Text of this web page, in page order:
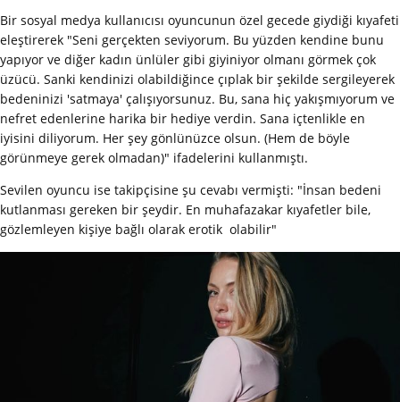
Bir sosyal medya kullanıcısı oyuncunun özel gecede giydiği kıyafeti
eleştirerek "Seni gerçekten seviyorum. Bu yüzden kendine bunu
yapıyor ve diğer kadın ünlüler gibi giyiniyor olmanı görmek çok
üzücü. Sanki kendinizi olabildiğince çıplak bir şekilde sergileyerek
bedeninizi 'satmaya' çalışıyorsunuz. Bu, sana hiç yakışmıyorum ve
nefret edenlerine harika bir hediye verdin. Sana içtenlikle en
iyisini diliyorum. Her şey gönlünüzce olsun. (Hem de böyle
görünmeye gerek olmadan)" ifadelerini kullanmıştı.
Sevilen oyuncu ise takipçisine şu cevabı vermişti: "İnsan bedeni
kutlanması gereken bir şeydir. En muhafazakar kıyafetler bile,
gözlemleyen kişiye bağlı olarak erotik olabilir"